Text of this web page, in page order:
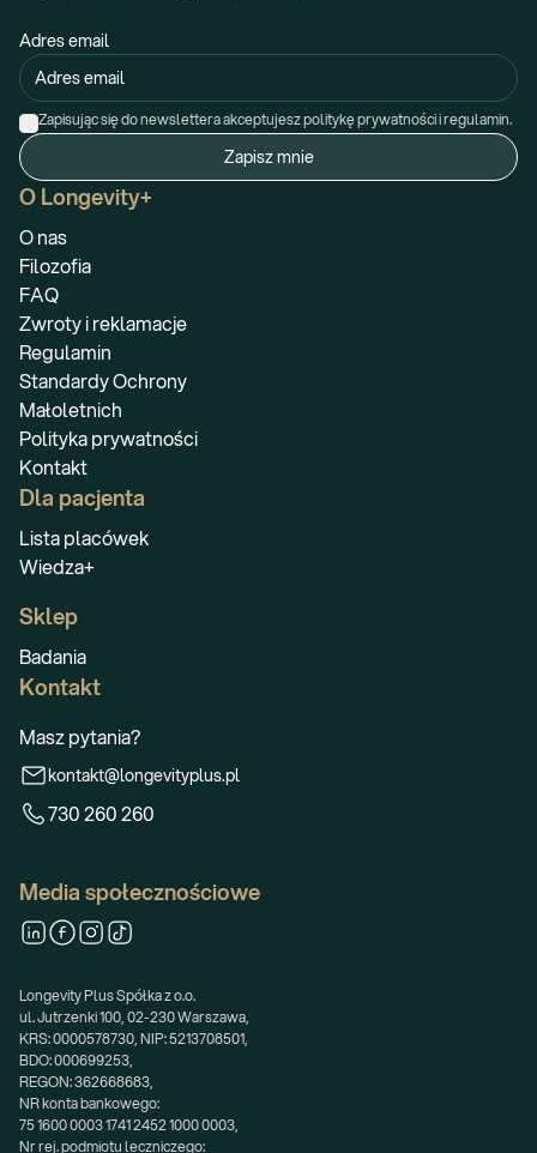
O Longevity+
O nas
Filozofia
FAQ
Zwroty i reklamacje
Regulamin
Standardy Ochrony
Małoletnich
Polityka prywatności
Kontakt
Dla pacjenta
Lista placówek
Wiedza+
Sklep
Badania
Kontakt
Masz pytania?
kontakt@longevityplus.pl
730 260 260
Media społecznościowe
Longevity Plus Spółka z o.o.
ul. Jutrzenki 100, 02-230 Warszawa,
KRS: 0000578730, NIP: 5213708501,
BDO: 000699253,
REGON: 362668683,
NR konta bankowego:
75 1600 0003 1741 2452 1000 0003,
Nr rej. podmiotu leczniczego:
Adres email
Zapisując się do newslettera akceptujesz politykę prywatności i regulamin.
Zapisz mnie